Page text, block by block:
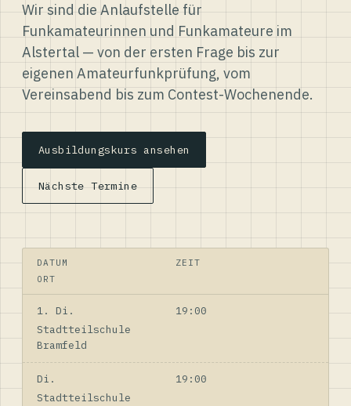
Wir sind die Anlaufstelle für
Funkamateurinnen und Funkamateure im
Alstertal — von der ersten Frage bis zur
eigenen Amateurfunkprüfung, vom
Vereinsabend bis zum Contest-Wochenende.
Ausbildungskurs ansehen
Nächste Termine
DATUM
ZEIT
ORT
1. Di.
19:00
Stadtteilschule
Bramfeld
Di.
19:00
Stadtteilschule